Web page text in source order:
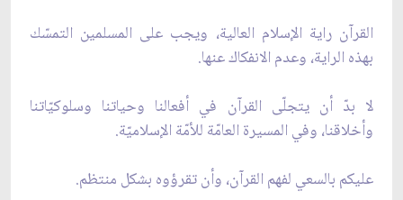
القرآن راية الإسلام العالية، ويجب على المسلمين التمسّك
بهذه الراية، وعدم الانفكاك عنها.
لا بدّ أن يتجلّى القرآن في أفعالنا وحياتنا وسلوكيّاتنا
وأخلاقنا، وفي المسيرة العامّة للأمّة الإسلاميّة.
عليكم بالسعي لفهم القرآن، وأن تقرؤوه بشكل منتظم.